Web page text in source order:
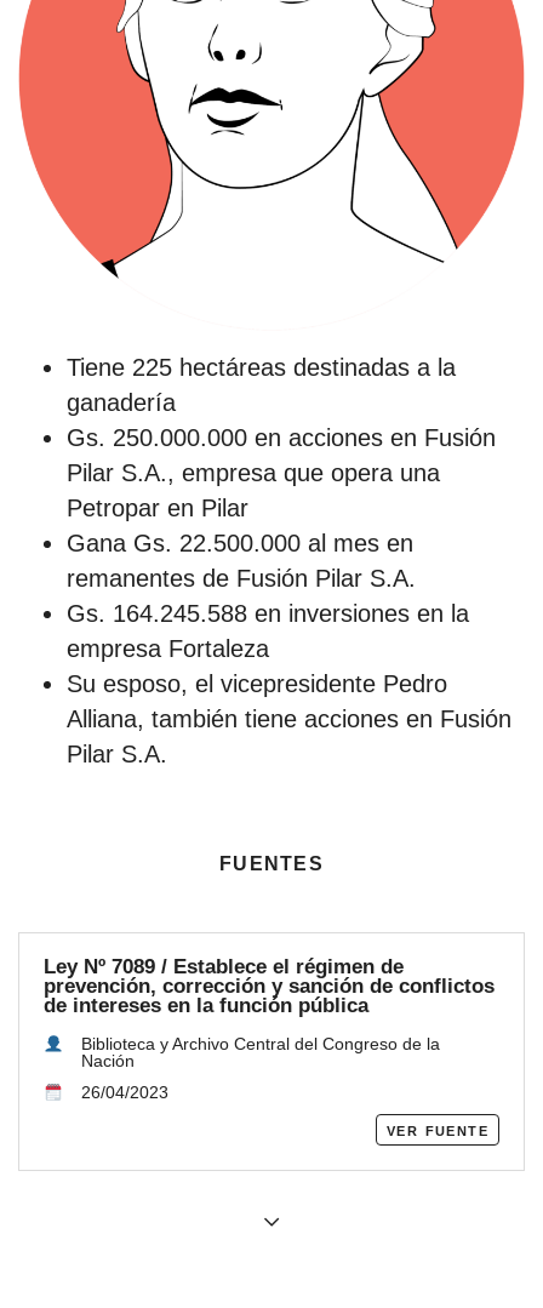
Tiene 225 hectáreas destinadas a la
ganadería
Gs. 250.000.000 en acciones en Fusión
Pilar S.A., empresa que opera una
Petropar en Pilar
Gana Gs. 22.500.000 al mes en
remanentes de Fusión Pilar S.A.
Gs. 164.245.588 en inversiones en la
empresa Fortaleza
Su esposo, el vicepresidente Pedro
Alliana, también tiene acciones en Fusión
Pilar S.A.
fuentes
Ley Nº 7089 / Establece el régimen de
prevención, corrección y sanción de conflictos
de intereses en la función pública
Biblioteca y Archivo Central del Congreso de la
Nación
26/04/2023
ver fuente